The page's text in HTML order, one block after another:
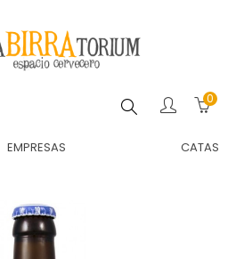
Buscar 0
EMPRESAS CATAS